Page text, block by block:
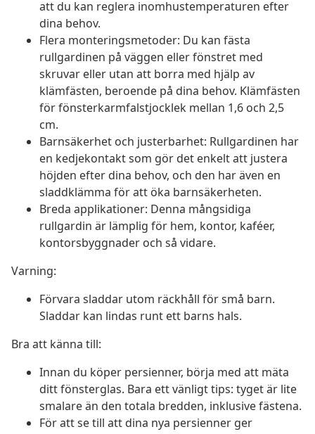
att du kan reglera inomhustemperaturen efter
dina behov.
Flera monteringsmetoder: Du kan fästa
rullgardinen på väggen eller fönstret med
skruvar eller utan att borra med hjälp av
klämfästen, beroende på dina behov. Klämfästen
för fönsterkarmfalstjocklek mellan 1,6 och 2,5
cm.
Barnsäkerhet och justerbarhet: Rullgardinen har
en kedjekontakt som gör det enkelt att justera
höjden efter dina behov, och den har även en
sladdklämma för att öka barnsäkerheten.
Breda applikationer: Denna mångsidiga
rullgardin är lämplig för hem, kontor, kaféer,
kontorsbyggnader och så vidare.
Varning:
Förvara sladdar utom räckhåll för små barn.
Sladdar kan lindas runt ett barns hals.
Bra att känna till:
Innan du köper persienner, börja med att mäta
ditt fönsterglas. Bara ett vänligt tips: tyget är lite
smalare än den totala bredden, inklusive fästena.
För att se till att dina nya persienner ger